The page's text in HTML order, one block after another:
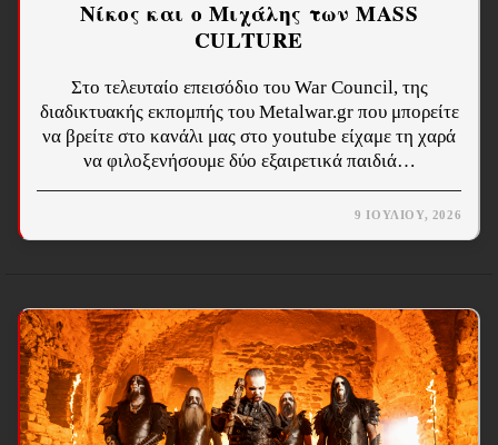
Νίκος και ο Μιχάλης των MASS
CULTURE
Στο τελευταίο επεισόδιο του War Council, της
διαδικτυακής εκπομπής του Metalwar.gr που μπορείτε
να βρείτε στο κανάλι μας στο youtube είχαμε τη χαρά
να φιλοξενήσουμε δύο εξαιρετικά παιδιά…
9 ΙΟΥΛΊΟΥ, 2026